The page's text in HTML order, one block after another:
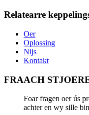
Relatearre
Oer
Oplossing
Nijs
Kontakt
FRAACH
Foar fragen oer ús
achter en wy sille